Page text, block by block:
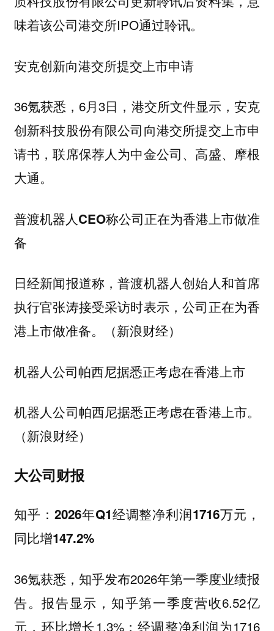
味着该公司港交所IPO通过聆讯。
安克创新向港交所提交上市申请
36氪获悉，6月3日，港交所文件显示，安克
创新科技股份有限公司向港交所提交上市申
请书，联席保荐人为中金公司、高盛、摩根
大通。
普渡机器人CEO称公司正在为香港上市做准
备
日经新闻报道称，普渡机器人创始人和首席
执行官张涛接受采访时表示，公司正在为香
港上市做准备。（新浪财经）
机器人公司帕西尼据悉正考虑在香港上市
机器人公司帕西尼据悉正考虑在香港上市。
（新浪财经）
大公司财报
知乎：2026年Q1经调整净利润1716万元，
同比增147.2%
36氪获悉，知乎发布2026年第一季度业绩报
告。报告显示，知乎第一季度营收6.52亿
元，环比增长1.3%；经调整净利润为1716